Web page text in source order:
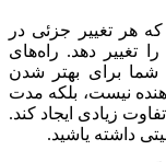
هر تغییر جزئی در
تغییر دهد. راه‌های
شما برای بهتر شدن
نیست، بلکه مدت
زیادی ایجاد کند.
داشته یاشید.